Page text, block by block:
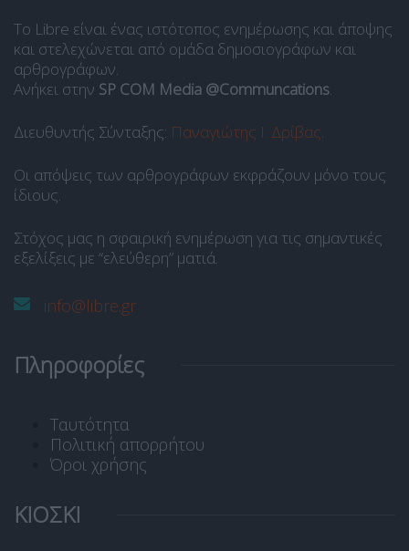
Το Libre είναι ένας ιστότοπος ενημέρωσης και άποψης
και στελεχώνεται από ομάδα δημοσιογράφων και
αρθρογράφων.
Ανήκει στην SP COM Media @Communcations.
Διευθυντής Σύνταξης: Παναγιώτης Ι. Δρίβας.
Οι απόψεις των αρθρογράφων εκφράζουν μόνο τους
ίδιους.
Στόχος μας η σφαιρική ενημέρωση για τις σημαντικές
εξελίξεις με “ελεύθερη” ματιά.
info@libre.gr
Πληροφορίες
Ταυτότητα
Πολιτική απορρήτου
Όροι χρήσης
ΚΙΟΣΚΙ